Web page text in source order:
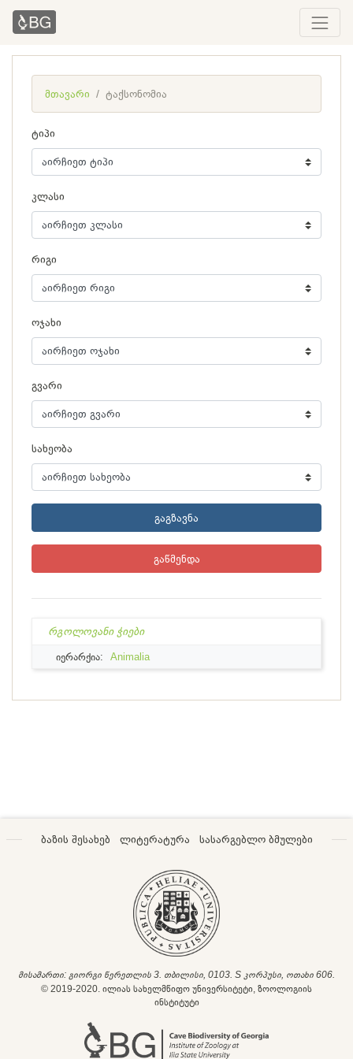
მთავარი ტაქსონომია
ტიპი
კლასი
რიგი
ოჯახი
გვარი
სახეობა
გაგზავნა
გაწმენდა
რგოლოვანი ჭიები
იერარქია: Animalia
ბაზის შესახებ ლიტერატურა სასარგებლო ბმულები
მისამართი: გიორგი წერეთლის 3. თბილისი, 0103. S კორპუსი, ოთახი 606.
© 2019-2020. ილიას სახელმწიფო უნივერსიტეტი, ზოოლოგიის
ინსტიტუტი